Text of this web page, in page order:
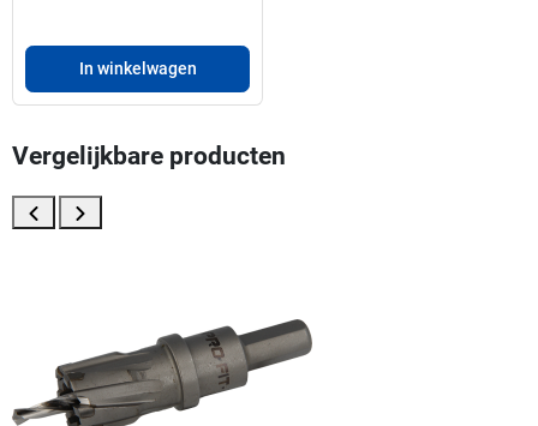
In winkelwagen
Vergelijkbare producten